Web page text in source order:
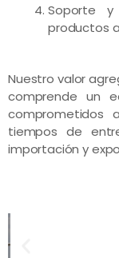
Soporte
productos
Nuestro valor
comprende un
comprometidos
tiempos de
importación y